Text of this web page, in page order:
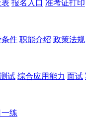
报名入口 准考证打印
件 职能介绍 政策法规
试 综合应用能力 面试
练